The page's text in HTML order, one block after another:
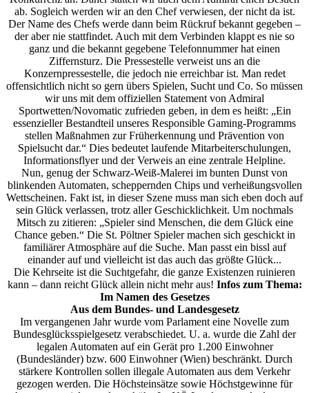
ab. Sogleich werden wir an den Chef verwiesen, der nicht da ist.
Der Name des Chefs werde dann beim Rückruf bekannt gegeben –
der aber nie stattfindet. Auch mit dem Verbinden klappt es nie so
ganz und die bekannt gegebene Telefonnummer hat einen
Ziffernsturz. Die Pressestelle verweist uns an die
Konzernpressestelle, die jedoch nie erreichbar ist. Man redet
offensichtlich nicht so gern übers Spielen, Sucht und Co. So müssen
wir uns mit dem offiziellen Statement von Admiral
Sportwetten/Novomatic zufrieden geben, in dem es heißt: „Ein
essenzieller Bestandteil unseres Responsible Gaming-Programms
stellen Maßnahmen zur Früherkennung und Prävention von
Spielsucht dar.“ Dies bedeutet laufende Mitarbeiterschulungen,
Informationsflyer und der Verweis an eine zentrale Helpline.
Nun, genug der Schwarz-Weiß-Malerei im bunten Dunst von
blinkenden Automaten, scheppernden Chips und verheißungsvollen
Wettscheinen. Fakt ist, in dieser Szene muss man sich eben doch auf
sein Glück verlassen, trotz aller Geschicklichkeit. Um nochmals
Mitsch zu zitieren: „Spieler sind Menschen, die dem Glück eine
Chance geben.“ Die St. Pöltner Spieler machen sich geschickt in
familiärer Atmosphäre auf die Suche. Man passt ein bissl auf
einander auf und vielleicht ist das auch das größte Glück...
Die Kehrseite ist die Suchtgefahr, die ganze Existenzen ruinieren
kann – dann reicht Glück allein nicht mehr aus! Infos zum Thema:
Im Namen des Gesetzes
Aus dem Bundes- und Landesgesetz
Im vergangenen Jahr wurde vom Parlament eine Novelle zum
Bundesglücksspielgesetz verabschiedet. U. a. wurde die Zahl der
legalen Automaten auf ein Gerät pro 1.200 Einwohner
(Bundesländer) bzw. 600 Einwohner (Wien) beschränkt. Durch
stärkere Kontrollen sollen illegale Automaten aus dem Verkehr
gezogen werden. Die Höchsteinsätze sowie Höchstgewinne für